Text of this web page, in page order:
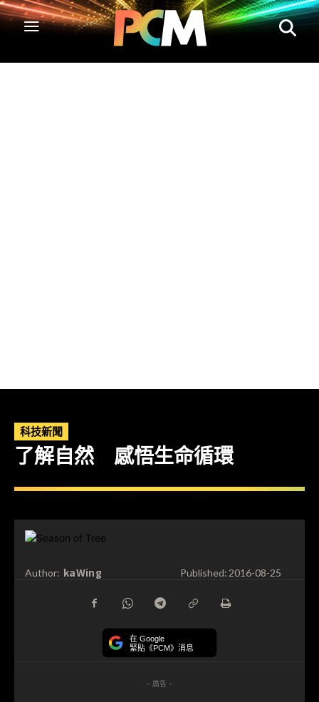
科技新聞
了解自然 感悟生命循環
Author: kaWing Published:2016-08-25
在 Google
緊貼《PCM》消息
- 廣告 -